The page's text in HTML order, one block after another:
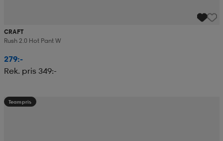
CRAFT
Rush 2.0 Hot Pant W
279:-
Rek. pris 349:-
Teampris